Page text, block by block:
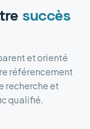
succès
et orienté
référencement
recherche et
qualifié.